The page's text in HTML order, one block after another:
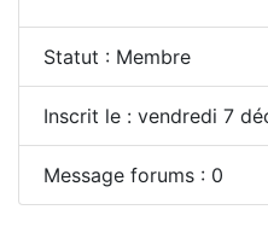
Statut : Membre
Inscrit le : vendredi 7
Message forums : 0